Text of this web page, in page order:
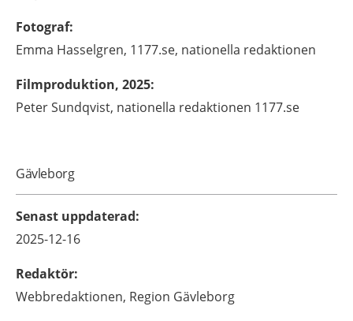
Fotograf:
Emma Hasselgren, 1177.se, nationella redaktionen
Filmproduktion, 2025:
Peter Sundqvist, nationella redaktionen 1177.se
Gävleborg
Senast uppdaterad:
2025-12-16
Redaktör:
Webbredaktionen, Region Gävleborg